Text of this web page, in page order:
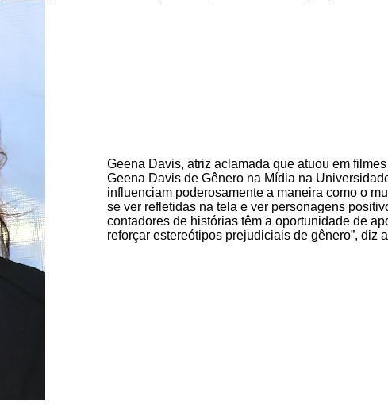
Geena Davis, atriz aclamada que atuou em
Geena Davis de Gênero na Mídia na
influenciam poderosamente a maneira como o
se ver refletidas na tela e ver personagens
contadores de histórias têm a oportunidade de
reforçar estereótipos prejudiciais de gênero”, diz